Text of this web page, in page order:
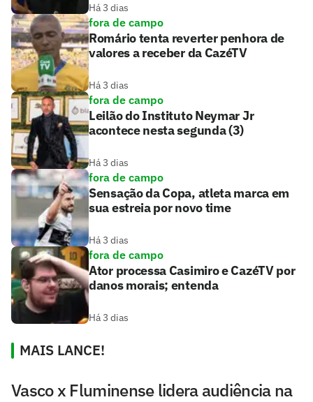
Há 3 dias
fora de campo
Romário tenta reverter penhora de
valores a receber da CazéTV
Há 3 dias
fora de campo
Leilão do Instituto Neymar Jr
acontece nesta segunda (3)
Há 3 dias
fora de campo
Sensação da Copa, atleta marca em
sua estreia por novo time
Há 3 dias
fora de campo
Ator processa Casimiro e CazéTV por
danos morais; entenda
Há 3 dias
MAIS LANCE!
Vasco x Fluminense lidera audiência na